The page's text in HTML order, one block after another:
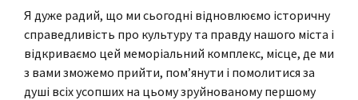
Я дуже радий, що ми сьогодні відновлюємо історичну
справедливість про культуру та правду нашого міста і
відкриваємо цей меморіальний комплекс, місце, де ми
з вами зможемо прийти, пом’янути і помолитися за
душі всіх усопших на цьому зруйнованому першому